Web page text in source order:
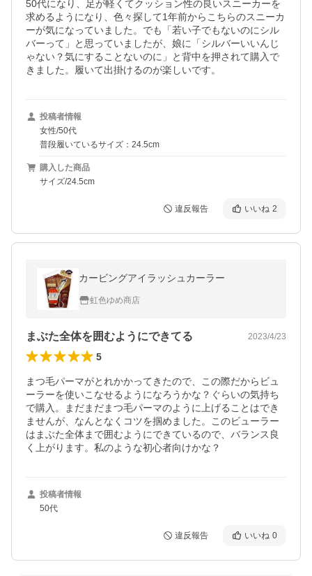
50代になり、足が軽くてクッション性の良いスニーカーを
求めるようになり、色々探して1年前からこちらのスニーカ
ーが気になっていました。でも「若い子でもないのにシル
バーって」と思っていましたが、娘に「シルバーいいんじ
ゃない？気にすることないのに」と背中を押されて購入で
きました。履いて出掛けるのが楽しいです。
投稿者情報
女性/50代
普段履いているサイズ：24.5cm
購入した商品
サイズ/24.5cm
違反報告 いいね 2
カービングアイラッシュカーラー
虹色ゆめ商店
まぶた全体を囲むようにできてる 2023/4/23
5
まつ毛パーマがとれかかってきたので、この際だからビュ
ーラーを使いこなせるようになろうかな？ぐらいの気持ち
で購入。まだまだまつ毛パーマのように上げることはでき
ませんが、なんとなくコツを掴めました。このビューラー
はまぶた全体まで囲むようにできているので、バランス良
く上がります。私のような初心者向けかな？
投稿者情報
50代
違反報告 いいね 0